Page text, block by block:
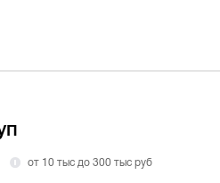
от 10 тыс до 300 тыс руб